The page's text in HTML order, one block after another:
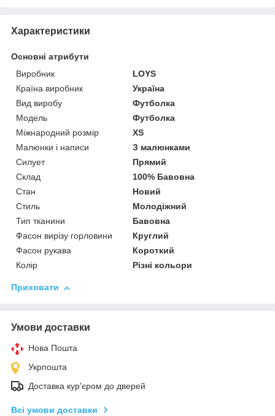
Характеристики
Основні атрибути
Виробник
LOYS
Країна виробник
Україна
Вид виробу
Футболка
Модель
Футболка
Міжнародний розмір
XS
Малюнки і написи
З малюнками
Силует
Прямий
Склад
100% Бавовна
Стан
Новий
Стиль
Молодіжний
Тип тканини
Бавовна
Фасон вирізу горловини
Круглий
Фасон рукава
Короткий
Колір
Різні кольори
Приховати
Умови доставки
Нова Пошта
Укрпошта
Доставка кур'єром до дверей
Всі умови доставки